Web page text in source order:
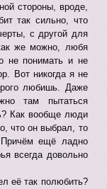
стороны, вроде,
так сильно, что
с другой для
же можно, любя
не понимать и не
Вот никогда я не
любишь. Даже
там пытаться
Как вообще люди
что он выбрал, то
ещё ладно
всегда довольно
её так полюбить?